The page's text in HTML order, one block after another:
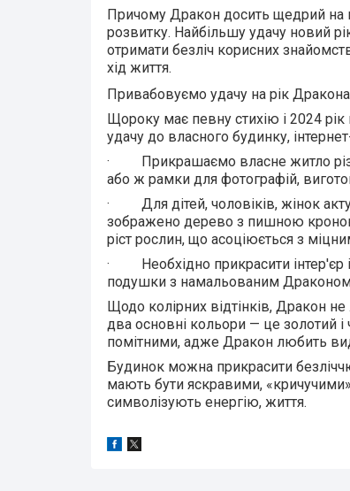
Причому Дракон досить щедрий на
розвитку. Найбільшу удачу новий
отримати безліч корисних
хід життя.
Привабовуємо удачу на рік Дракона
Щороку має певну стихію і 2024
удачу до власного будинку,
· Прикрашаємо власне житло
або ж рамки для фотографій,
· Для дітей, чоловіків, жінок
зображено дерево з пишною
ріст рослин, що асоціюється з
· Необхідно прикрасити інтер'єр
подушки з намальованим Драконом,
Щодо колірних відтінків, Дракон
два основні кольори — це золотий
помітними, адже Дракон любить
Будинок можна прикрасити
мають бути яскравими,
символізують енергію, життя.